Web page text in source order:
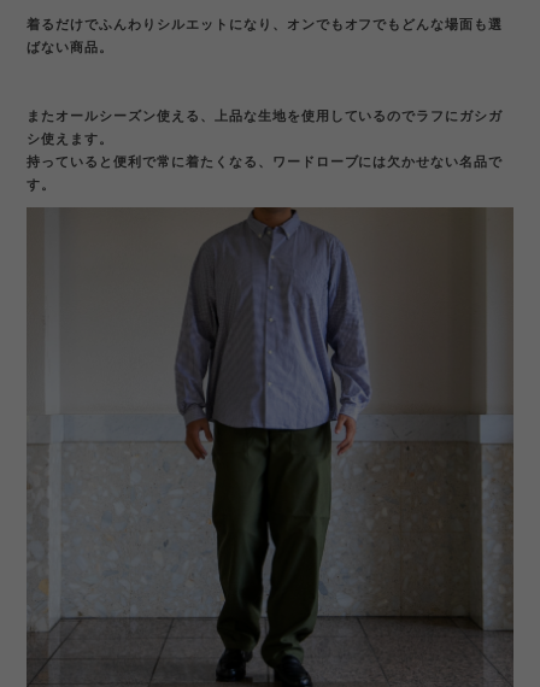
着るだけでふんわりシルエットになり、オンでもオフでもどんな場面も選
ばない商品。
またオールシーズン使える、上品な生地を使用しているのでラフにガシガ
シ使えます。
持っていると便利で常に着たくなる、ワードローブには欠かせない名品で
す。